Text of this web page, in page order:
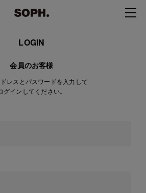
LOGIN
会員のお客様
レスとパスワードを入力して
グインしてください。